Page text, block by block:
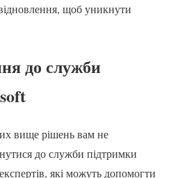
щоб уникнути
до служби
вище рішень вам не
до служби підтримки
які можуть допомогти